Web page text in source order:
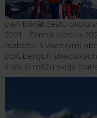
deň trikrát cestu okolo
2021 - Zimná sezóna
rozbehu s viacerými
obľúbených
stále si môžu svoje